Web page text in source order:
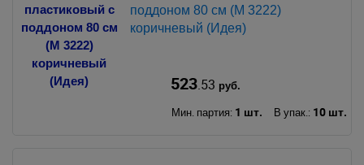
поддоном 80 см (М 3222)
коричневый (Идея)
523.53 руб.
Мин. партия: 1 шт. В упак.: 10 шт.